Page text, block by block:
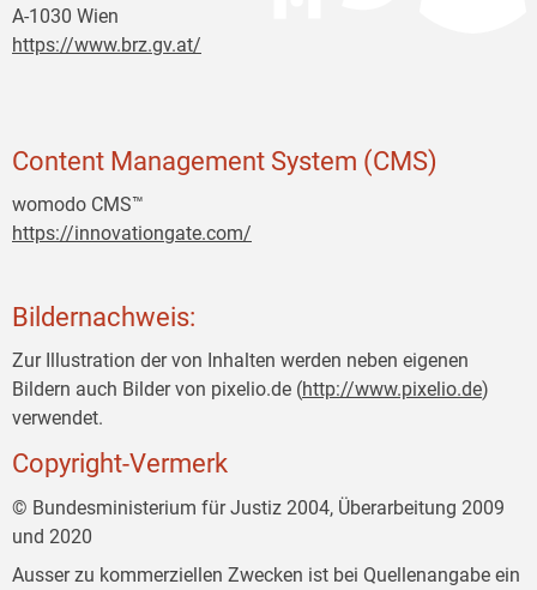
A-1030 Wien
https://www.brz.gv.at/
Content Management System (CMS)
womodo CMS™
https://innovationgate.com/
Bildernachweis:
Zur Illustration der von Inhalten werden neben eigenen
Bildern auch Bilder von pixelio.de (http://www.pixelio.de)
verwendet.
Copyright-Vermerk
© Bundesministerium für Justiz 2004, Überarbeitung 2009
und 2020
Ausser zu kommerziellen Zwecken ist bei Quellenangabe ein